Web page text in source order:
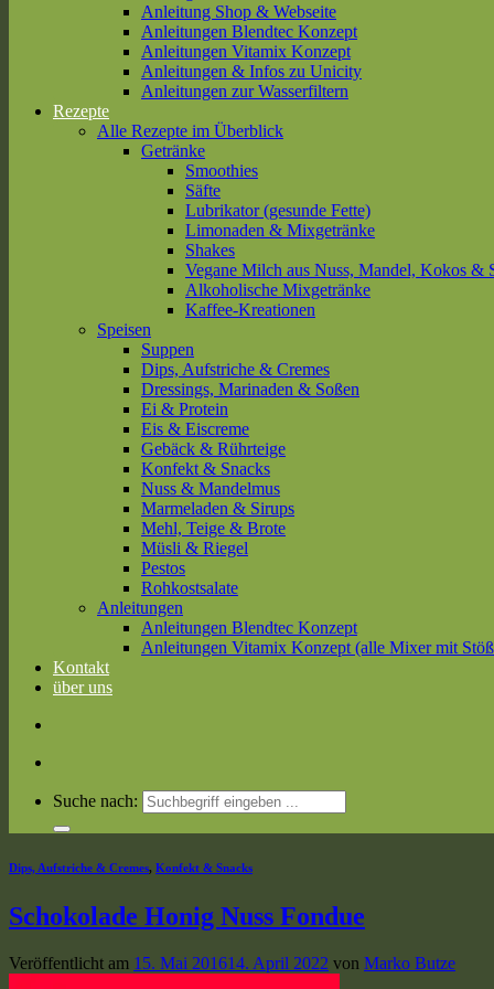
Anleitung Shop & Webseite
Anleitungen Blendtec Konzept
Anleitungen Vitamix Konzept
Anleitungen & Infos zu Unicity
Anleitungen zur Wasserfiltern
Rezepte
Alle Rezepte im Überblick
Getränke
Smoothies
Säfte
Lubrikator (gesunde Fette)
Limonaden & Mixgetränke
Shakes
Vegane Milch aus Nuss, Mandel, Kokos &
Alkoholische Mixgetränke
Kaffee-Kreationen
Speisen
Suppen
Dips, Aufstriche & Cremes
Dressings, Marinaden & Soßen
Ei & Protein
Eis & Eiscreme
Gebäck & Rührteige
Konfekt & Snacks
Nuss & Mandelmus
Marmeladen & Sirups
Mehl, Teige & Brote
Müsli & Riegel
Pestos
Rohkostsalate
Anleitungen
Anleitungen Blendtec Konzept
Anleitungen Vitamix Konzept (alle Mixer mit
Kontakt
über uns
Suche nach:
Dips, Aufstriche & Cremes, Konfekt & Snacks
Schokolade Honig Nuss Fondue
Veröffentlicht am 15. Mai 201614. April 2022 von Marko Butze